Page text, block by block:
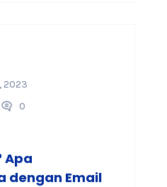
2023
0
Apa
dengan Email